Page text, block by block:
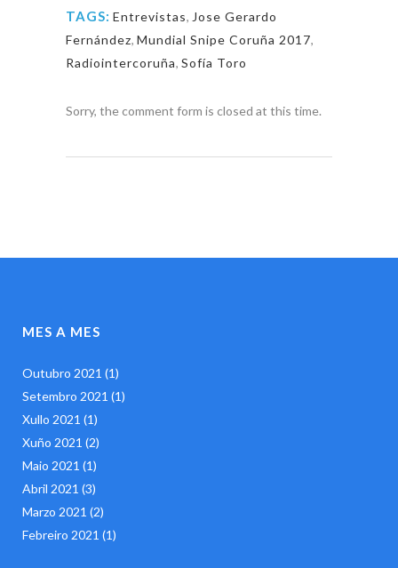
TAGS: Entrevistas, Jose Gerardo
Fernández, Mundial Snipe Coruña 2017,
Radiointercoruña, Sofía Toro
Sorry, the comment form is closed at this time.
MES A MES
Outubro 2021 (1)
Setembro 2021 (1)
Xullo 2021 (1)
Xuño 2021 (2)
Maio 2021 (1)
Abril 2021 (3)
Marzo 2021 (2)
Febreiro 2021 (1)